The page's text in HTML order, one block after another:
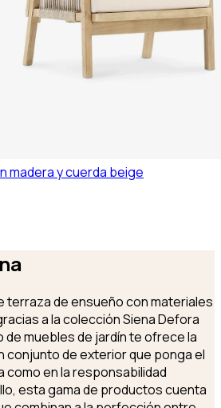
madera y cuerda beige
terraza de ensueño con materiales
a la colección Siena Defora
de muebles de jardín te ofrece la
conjunto de exterior que ponga el
en la responsabilidad
esta gama de productos cuenta